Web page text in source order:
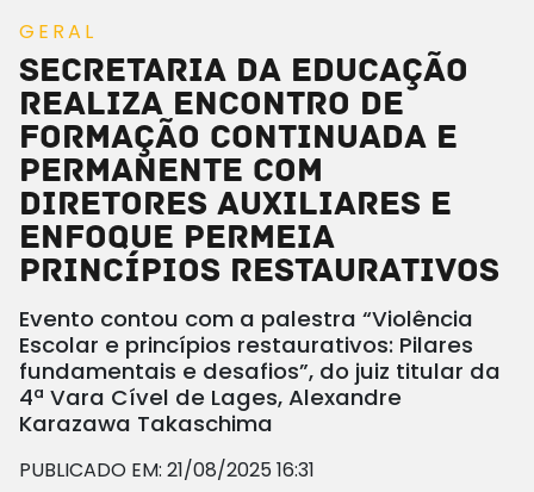
GERAL
Secretaria da Educação
realiza Encontro de
Formação Continuada e
Permanente com
diretores auxiliares e
enfoque permeia
princípios restaurativos
Evento contou com a palestra “Violência
Escolar e princípios restaurativos: Pilares
fundamentais e desafios”, do juiz titular da
4ª Vara Cível de Lages, Alexandre
Karazawa Takaschima
PUBLICADO EM: 21/08/2025 16:31